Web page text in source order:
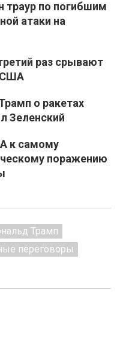
траур по погибшим
атаки на
раз срывают
США
о ракетах
Зеленский
к самому
поражению
Трамп
переговоры